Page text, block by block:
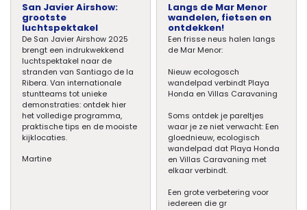
San Javier Airshow:
grootste
luchtspektakel
De San Javier Airshow 2025
brengt een indrukwekkend
luchtspektakel naar de
stranden van Santiago de la
Ribera. Van internationale
stuntteams tot unieke
demonstraties: ontdek hier
het volledige programma,
praktische tips en de mooiste
kijklocaties.
Martine
Langs de Mar Menor
wandelen, fietsen en
ontdekken!
Een frisse neus halen langs
de Mar Menor:
Nieuw ecologosch
wandelpad verbindt Playa
Honda en Villas Caravaning
Soms ontdek je pareltjes
waar je ze niet verwacht: Een
gloednieuw, ecologisch
wandelpad dat Playa Honda
en Villas Caravaning met
elkaar verbindt.
Een grote verbetering voor
iedereen die gr